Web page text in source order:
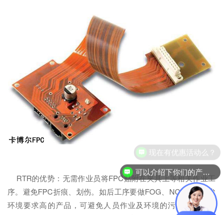
RTR的优势：无需作业员将FPC贴附在夹具上等相关作业工
序。避免FPC折痕、划伤。如后工序要做FOG、NCP等对无尘
环境要求高的产品，可避免人员作业及环境的污染。简化包
可以介绍下你们的产品么？
现在有优惠活动么？